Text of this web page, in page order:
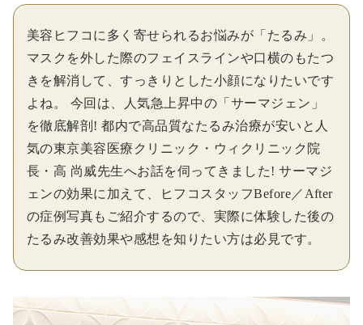
美容ヒフコに多く寄せられるお悩みが「たるみ」。
マスクを外した際のフェイスラインや口横のもたつ
きを解消して、すっきりとした小顔になりたいです
よね。 今回は、人気急上昇中の「サーマジェン」
を徹底解剖! 都内で高品質なたるみ治療が安いと人
気の東京美容医療クリニック・ウィクリニック院
長・高 尚威先生へお話を伺ってきました! サーマジ
ェンの効果に加えて、ヒフコスタッフBefore／After
の症例写真もご紹介するので、実際に体験した後の
たるみ改善効果や感想を知りたい方は必見です。